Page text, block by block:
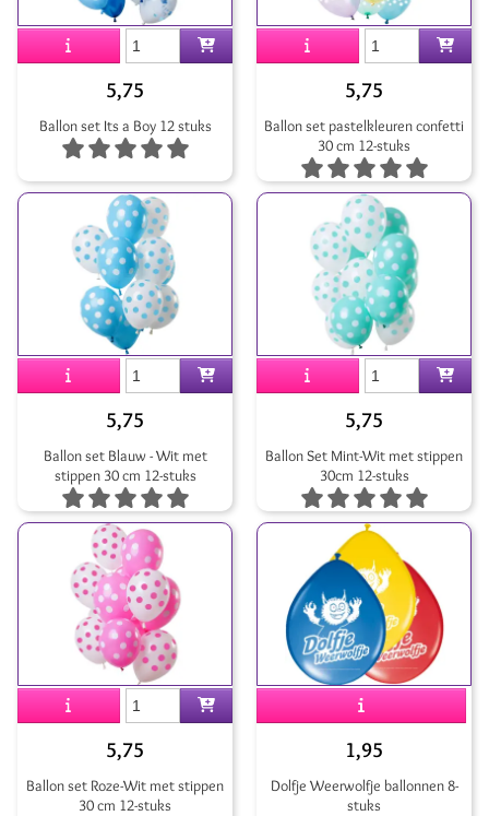
5,75
Ballon set Its a Boy 12 stuks
5,75
Ballon set pastelkleuren confetti
30 cm 12-stuks
5,75
Ballon set Blauw - Wit met
stippen 30 cm 12-stuks
5,75
Ballon Set Mint-Wit met stippen
30cm 12-stuks
5,75
Ballon set Roze-Wit met stippen
30 cm 12-stuks
1,95
Dolfje Weerwolfje ballonnen 8-
stuks